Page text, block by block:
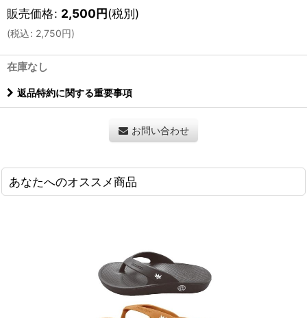
販売価格: 2,500円(税別)
(税込: 2,750円)
在庫なし
返品特約に関する重要事項
お問い合わせ
あなたへのオススメ商品